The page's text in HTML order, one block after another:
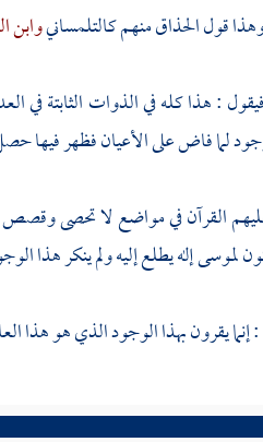
قول الحذاق منهمكالتلمسانيوابن
فيقول : هذا كله في الذوات الثابتة
لما فاض على الأعيان فظهر فيها
القرآن في مواضع لا تحصى
لموسىإله يطلع إليه ولم ينكر هذا
يقرون بهذا الوجود الذي هو هذا